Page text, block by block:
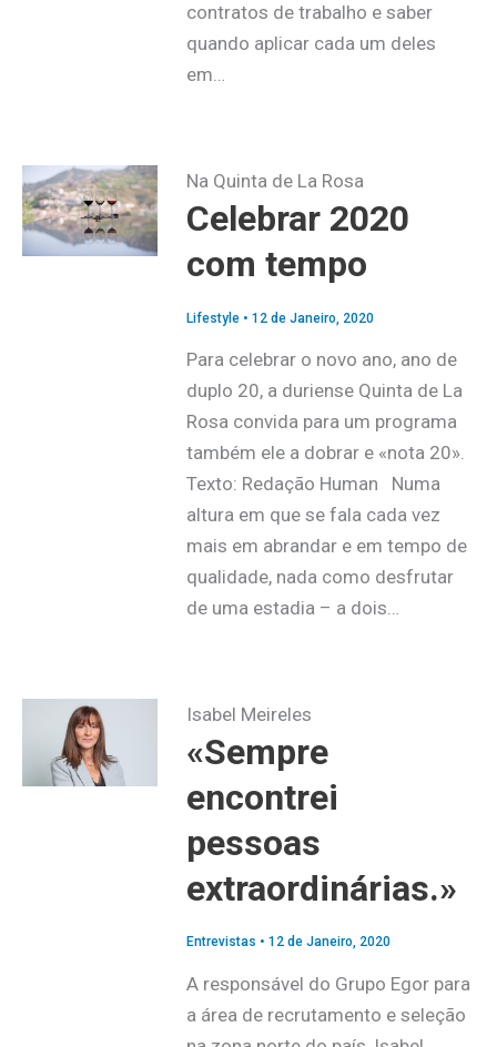
contratos de trabalho e saber
quando aplicar cada um deles
em…
Na Quinta de La Rosa
Celebrar 2020
com tempo
Lifestyle• 12 de Janeiro, 2020
Para celebrar o novo ano, ano de
duplo 20, a duriense Quinta de La
Rosa convida para um programa
também ele a dobrar e «nota 20».
Texto: Redação Human Numa
altura em que se fala cada vez
mais em abrandar e em tempo de
qualidade, nada como desfrutar
de uma estadia – a dois…
Isabel Meireles
«Sempre
encontrei
pessoas
extraordinárias.»
Entrevistas • 12 de Janeiro, 2020
A responsável do Grupo Egor para
a área de recrutamento e seleção